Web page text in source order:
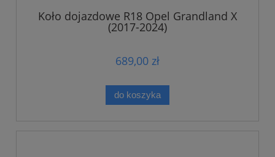
Koło dojazdowe R18 Opel Grandland X
(2017-2024)
689,00 zł
do koszyka